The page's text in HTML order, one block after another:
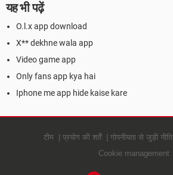
यह भी पढ़ें
O.l.x app download
X** dekhne wala app
Video game app
Only fans app kya hai
Iphone me app hide kaise kare
टीम प्रयोग की शर्तें गोपनीयता से जुड़ी नीति
Cookie management